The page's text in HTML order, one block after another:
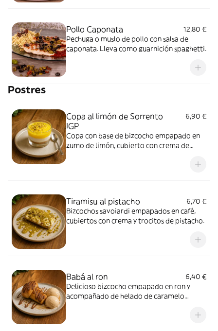
Pollo Caponata
12,80 €
Pechuga o muslo de pollo con salsa de
caponata. Lleva como guarnición spaghetti.
Postres
Copa al limón de Sorrento
IGP
6,90 €
Copa con base de bizcocho empapado en
zumo de limón, cubierto con crema de
trozos de pistacho. Elaborado con limones
Tiramisu al pistacho
6,70 €
Bizcochos savoiardi empapados en café,
cubiertos con crema y trocitos de pistacho.
Babá al ron
6,40 €
Delicioso bizcocho empapado en ron y
acompañado de helado de caramelo